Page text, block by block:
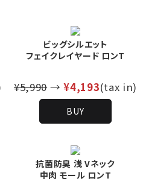
ビッグシルエット
フェイクレイヤード ロンT
¥5,990→¥4,193(tax in)
BUY
抗菌防臭 浅 Vネック
中肉 モール ロンT